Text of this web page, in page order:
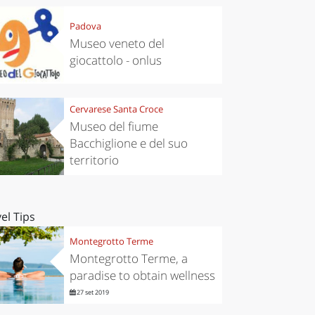
Padova
Museo veneto del
giocattolo - onlus
Cervarese Santa Croce
Museo del fiume
Bacchiglione e del suo
territorio
Tips
Montegrotto Terme
Montegrotto Terme, a
paradise to obtain wellness
27 set 2019